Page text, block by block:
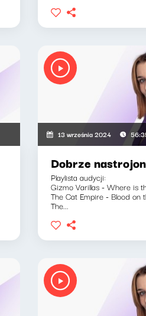
13 września 2024
Dobrze
Playlista audycji:
Gizmo Varillas - Where is
The Cat Empire - Blood on
The...